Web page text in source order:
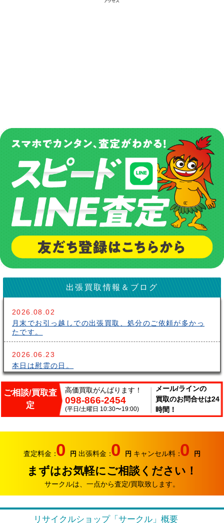
出張買取情報＆ブログ
2026.08.02
月末でお引っ越しでの出張買取、処分のご依頼が多かっ
たです。
2026.06.23
本日は慰霊の日。
2026.06.14
こんにちはサークルです。梅雨が長いですね～。雨の中
出張買取頑張ってます。
2026.06.07
り強化中です。
2026.05.17
おはようございます。リサイクルカンパニー サークル
2026.04.12
ご相談/買取査
定
高価買取がんばります！
098-866-2454
(平日/土曜日 10:30〜19:00)
メール/ラインの
買取のお問合せは24
時間！
査定料金：0 円 出張料金：0 円 キャンセル料：0 円
まずはお気軽にご相談ください！
サークルは、一点から査定/買取致します。
リサイクルショップ「サークル」概要